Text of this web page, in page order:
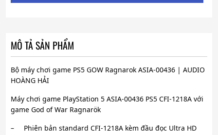
MÔ TẢ SẢN PHẨM
Bộ máy chơi game PS5 GOW Ragnarok ASIA-00436 | AUDIO
HOÀNG HẢI
Máy chơi game PlayStation 5 ASIA-00436 PS5 CFI-1218A với
game God of War Ragnarök
– Phiên bản standard CFI-1218A kèm đầu đọc Ultra HD